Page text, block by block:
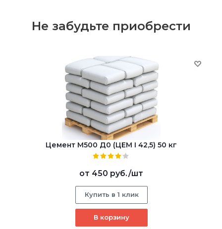
Не забудьте приобрести
Цемент М500 Д0 (ЦЕМ I 42,5) 50 кг
от 450 руб./шт
Купить в 1 клик
В корзину